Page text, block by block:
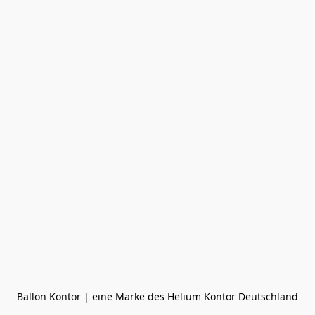
Ballon Kontor | eine Marke des Helium Kontor Deutschland